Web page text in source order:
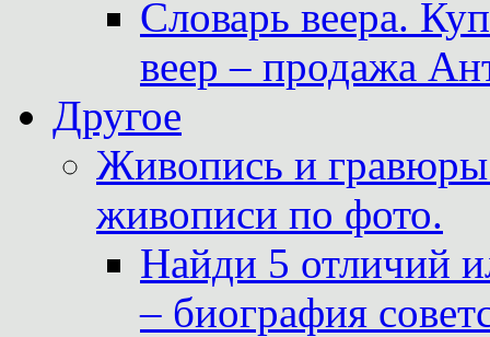
Словарь веера.
веер – продажа
Другое
Живопись и
живописи по фото.
Найди 5 отличий
– биография